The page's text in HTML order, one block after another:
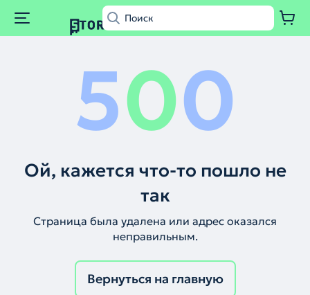
500
Ой, кажется что-то пошло не
так
Страница была удалена или адрес оказался
неправильным.
Вернуться на главную